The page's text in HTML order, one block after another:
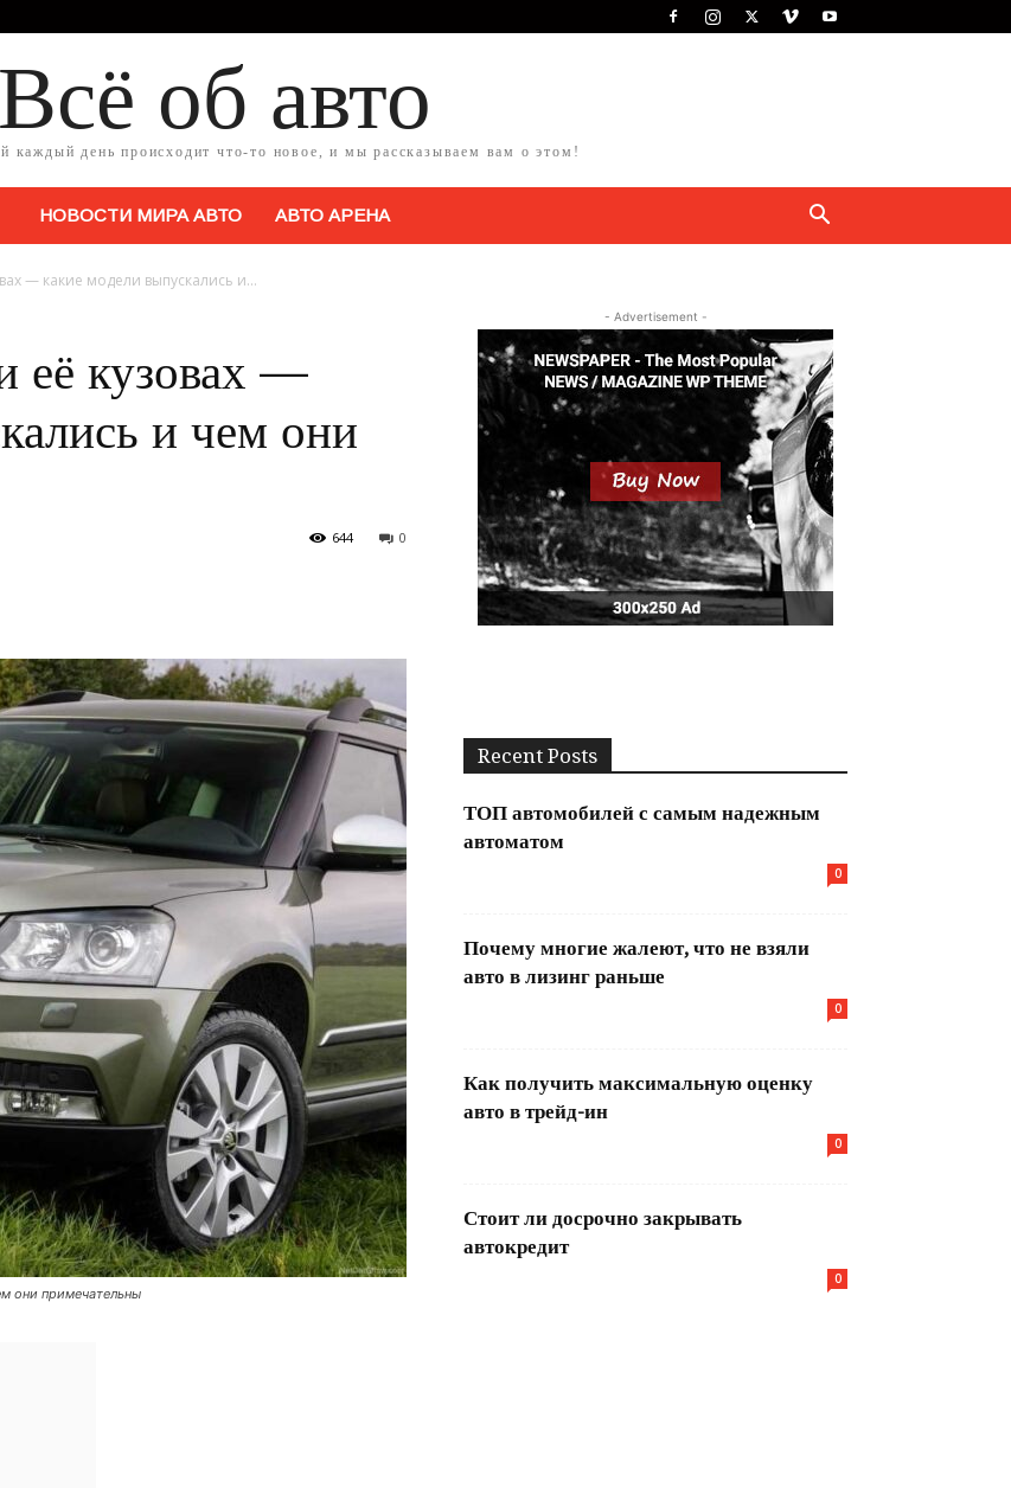
Всё об авто
каждый день происходит что-то новое, и мы рассказываем вам о этом!
НОВОСТИ МИРА АВТО АВТО АРЕНА
— какие модели выпускались и...
её кузовах —
и чем они
0
644
они примечательны
- Advertisement -
Recent Posts
ТОП автомобилей с самым надежным
автоматом
0
Почему многие жалеют, что не взяли
авто в лизинг раньше
0
Как получить максимальную оценку
авто в трейд-ин
0
Стоит ли досрочно закрывать
автокредит
0